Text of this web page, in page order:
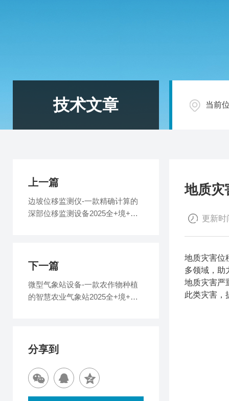
技术文章 当前
地质灾
更新时
地质灾害位
多领域，助
地质灾害严
此类灾害，
上一篇
边坡位移监测仪-一款精确计算的
深部位移监测设备2025全+境+派
下一篇
微型气象站设备-一款农作物种植
的智慧农业气象站2025全+境+派
分享到